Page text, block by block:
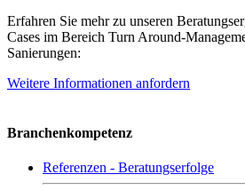
Erfahren Sie mehr zu unseren
Cases im Bereich Turn Around-
Sanierungen:
Weitere Informationen anfordern
Branchenkompetenz
Referenzen - Beratungserfolge